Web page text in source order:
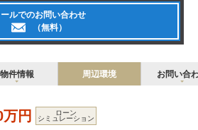
ルでのお問い合わせ
（無料）
物件情報 周辺環境 お問い合
円 ローン
シミュレーション